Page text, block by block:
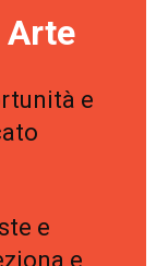
Arte
e
e
e